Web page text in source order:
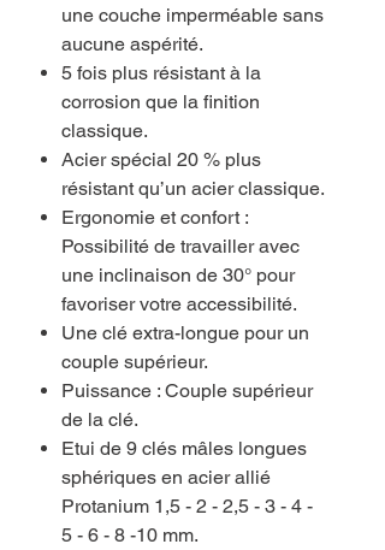
une couche imperméable sans
aucune aspérité.
5 fois plus résistant à la
corrosion que la finition
classique.
Acier spécial 20 % plus
résistant qu’un acier classique.
Ergonomie et confort :
Possibilité de travailler avec
une inclinaison de 30° pour
favoriser votre accessibilité.
Une clé extra-longue pour un
couple supérieur.
Puissance : Couple supérieur
de la clé.
Etui de 9 clés mâles longues
sphériques en acier allié
Protanium 1,5 - 2 - 2,5 - 3 - 4 -
5 - 6 - 8 -10 mm.